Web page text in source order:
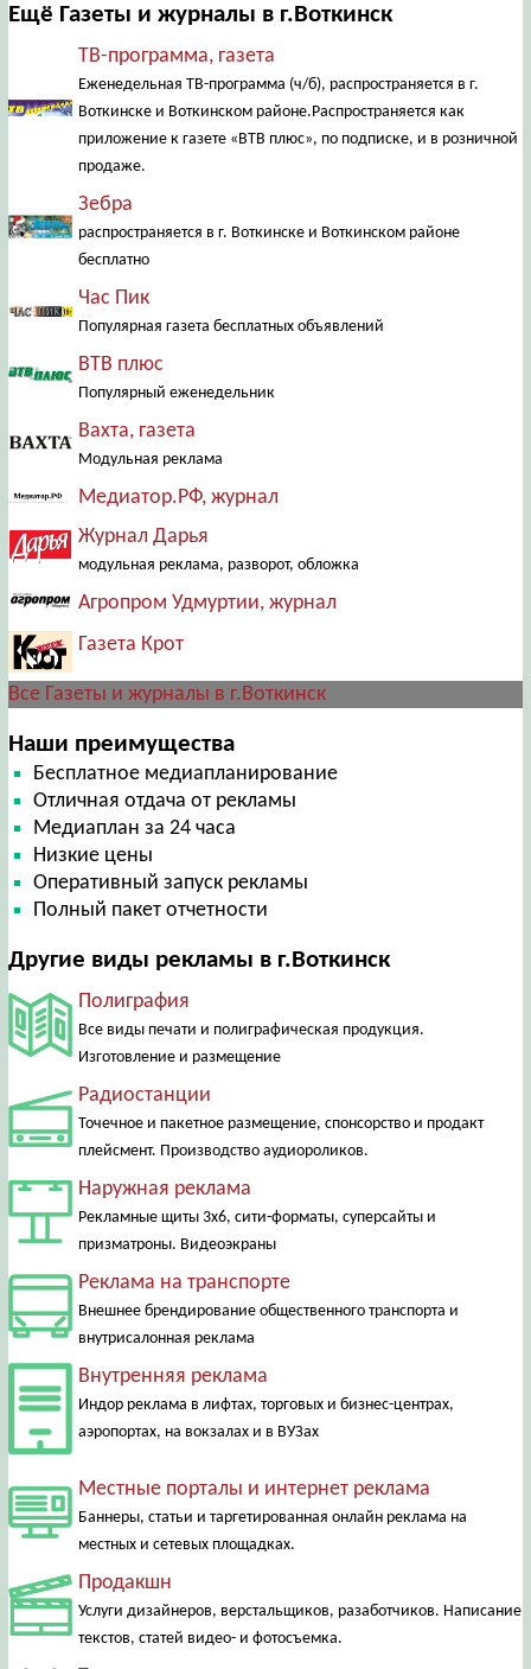
Ещё Газеты и журналы в г.Воткинск
ТВ-программа, газета
Еженедельная ТВ-программа (ч/б), распространяется в г.
Воткинске и Воткинском районе.Распространяется как
приложение к газете «ВТВ плюс», по подписке, и в розничной
продаже.
Зебра
распространяется в г. Воткинске и Воткинском районе
бесплатно
Час Пик
Популярная газета бесплатных объявлений
ВТВ плюс
Популярный еженедельник
Вахта, газета
Модульная реклама
Медиатор.РФ, журнал
Журнал Дарья
модульная реклама, разворот, обложка
Агропром Удмуртии, журнал
Газета Крот
Все Газеты и журналы в г.Воткинск
Наши преимущества
Бесплатное медиапланирование
Отличная отдача от рекламы
Медиаплан за 24 часа
Низкие цены
Оперативный запуск рекламы
Полный пакет отчетности
Другие виды рекламы в г.Воткинск
Полиграфия
Все виды печати и полиграфическая продукция.
Изготовление и размещение
Радиостанции
Точечное и пакетное размещение, спонсорство и продакт
плейсмент. Производство аудиороликов.
Наружная реклама
Рекламные щиты 3х6, сити-форматы, суперсайты и
призматроны. Видеоэкраны
Реклама на транспорте
Внешнее брендирование общественного транспорта и
внутрисалонная реклама
Внутренняя реклама
Индор реклама в лифтах, торговых и бизнес-центрах,
аэропортах, на вокзалах и в ВУЗах
Местные порталы и интернет реклама
Баннеры, статьи и таргетированная онлайн реклама на
местных и сетевых площадках.
Продакшн
Услуги дизайнеров, верстальщиков, разаботчиков. Написание
текстов, статей видео- и фотосъемка.